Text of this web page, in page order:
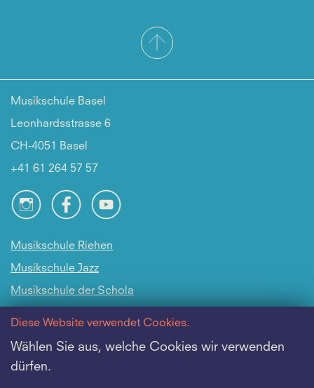
Musikschule Basel
Leonhardsstrasse 6
CH-4051 Basel
+41 61 264 57 57
Musikschule Riehen
Musikschule Jazz
Musikschule der Schola
Intranet
Offene Stellen
Diese Website verwendet Cookies.
Wählen Sie aus, welche Cookies wir verwenden
dürfen.